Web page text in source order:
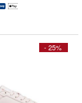
- 25%